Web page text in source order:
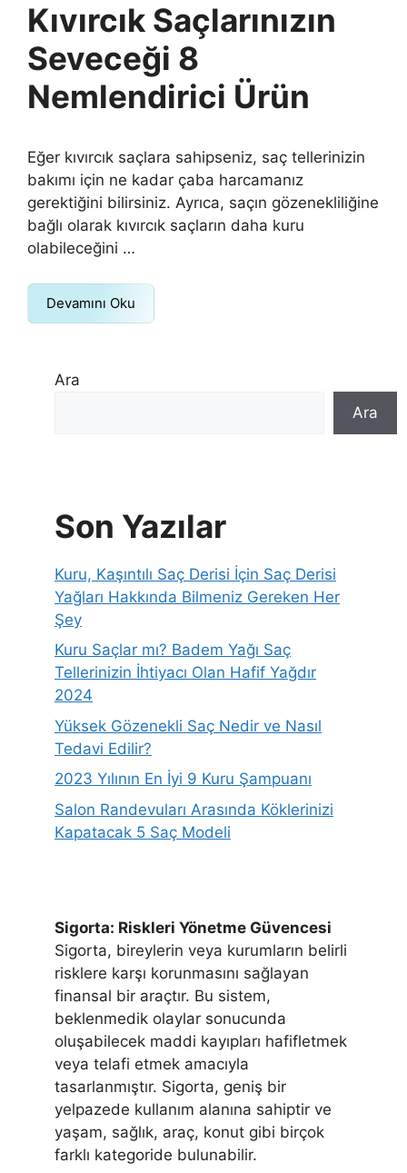
Kıvırcık Saçlarınızın
Seveceği 8
Nemlendirici Ürün
Eğer kıvırcık saçlara sahipseniz, saç tellerinizin
bakımı için ne kadar çaba harcamanız
gerektiğini bilirsiniz. Ayrıca, saçın gözenekliliğine
bağlı olarak kıvırcık saçların daha kuru
olabileceğini …
Devamını Oku
Ara
Ara
Son Yazılar
Kuru, Kaşıntılı Saç Derisi İçin Saç Derisi
Yağları Hakkında Bilmeniz Gereken Her
Şey
Kuru Saçlar mı? Badem Yağı Saç
Tellerinizin İhtiyacı Olan Hafif Yağdır
2024
Yüksek Gözenekli Saç Nedir ve Nasıl
Tedavi Edilir?
2023 Yılının En İyi 9 Kuru Şampuanı
Salon Randevuları Arasında Köklerinizi
Kapatacak 5 Saç Modeli
Sigorta: Riskleri Yönetme Güvencesi
Sigorta, bireylerin veya kurumların belirli
risklere karşı korunmasını sağlayan
finansal bir araçtır. Bu sistem,
beklenmedik olaylar sonucunda
oluşabilecek maddi kayıpları hafifletmek
veya telafi etmek amacıyla
tasarlanmıştır. Sigorta, geniş bir
yelpazede kullanım alanına sahiptir ve
yaşam, sağlık, araç, konut gibi birçok
farklı kategoride bulunabilir.